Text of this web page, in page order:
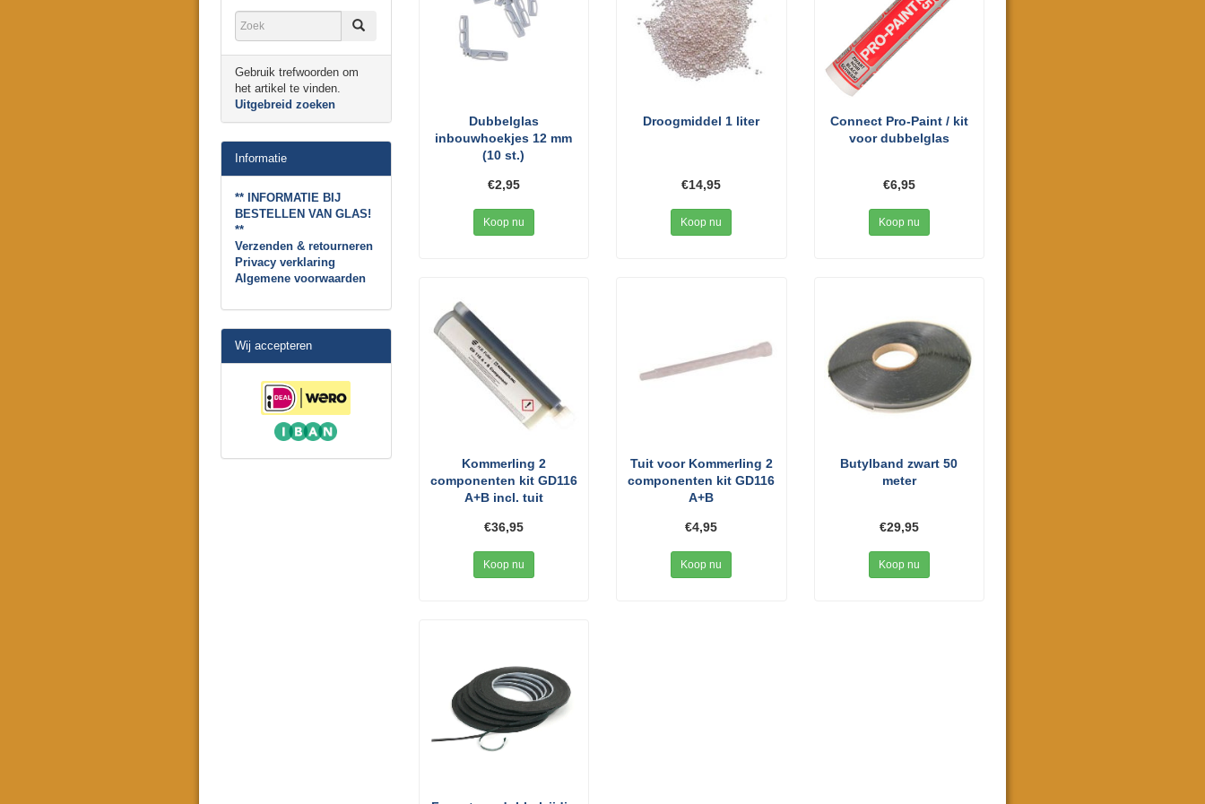
Dubbelglas
inbouwhoekjes 12 mm
(10 st.)
€2,95
Koop nu
Droogmiddel 1 liter
€14,95
Koop nu
Connect Pro-Paint / kit
voor dubbelglas
€6,95
Koop nu
Kommerling 2
componenten kit GD116
A+B incl. tuit
€36,95
Koop nu
Tuit voor Kommerling 2
componenten kit GD116
A+B
€4,95
Koop nu
Butylband zwart 50
meter
€29,95
Koop nu
Gebruik trefwoorden om
het artikel te vinden.
Uitgebreid zoeken
Informatie
** INFORMATIE BIJ
BESTELLEN VAN GLAS!
**
Verzenden & retourneren
Privacy verklaring
Algemene voorwaarden
Wij accepteren